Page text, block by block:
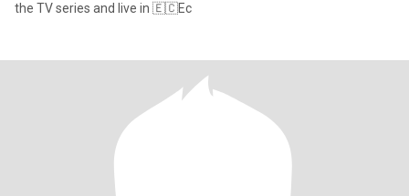
the TV series and live in 🇪🇨Ec